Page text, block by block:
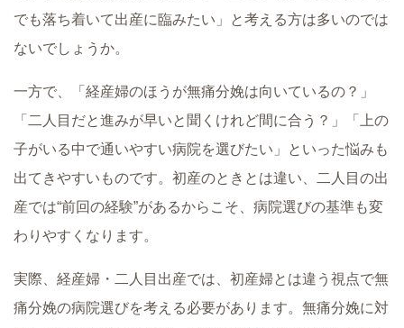
でも落ち着いて出産に臨みたい」と考える方は多いのでは
ないでしょうか。
一方で、「経産婦のほうが無痛分娩は向いているの？」
「二人目だと進みが早いと聞くけれど間に合う？」「上の
子がいる中で通いやすい病院を選びたい」といった悩みも
出てきやすいものです。初産のときとは違い、二人目の出
産では“前回の経験”があるからこそ、病院選びの基準も変
わりやすくなります。
実際、経産婦・二人目出産では、初産婦とは違う視点で無
痛分娩の病院選びを考える必要があります。無痛分娩に対